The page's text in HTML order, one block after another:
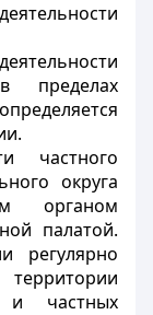
пределах
частного
округа
органом
палатой.
регулярно
и частных